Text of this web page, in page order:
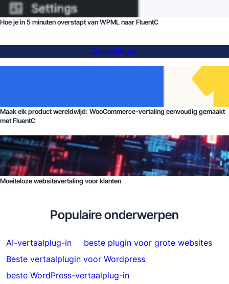
Hoe je in 5 minuten overstapt van WPML naar FluentC
Oplossingen
Maak elk product wereldwijd: WooCommerce-vertaling eenvoudig gemaakt
met FluentC
Moeiteloze websitevertaling voor klanten
Populaire onderwerpen
AI-vertaalplug-in
beste plugin voor grote websites
Beste vertaalplugin voor Wordpress
beste WordPress-vertaalplug-in